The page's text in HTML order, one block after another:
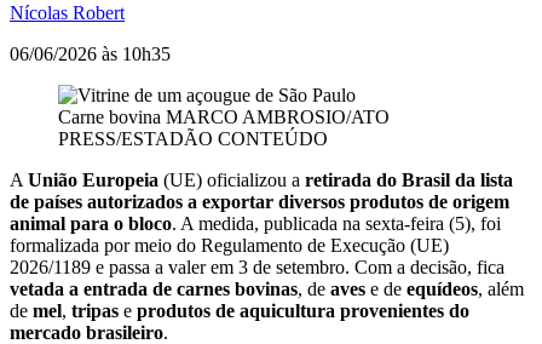
Nícolas Robert
06/06/2026 às 10h35
Carne bovina MARCO AMBROSIO/ATO
PRESS/ESTADÃO CONTEÚDO
A União Europeia (UE) oficializou a retirada do Brasil da lista
de países autorizados a exportar diversos produtos de origem
animal para o bloco. A medida, publicada na sexta-feira (5), foi
formalizada por meio do Regulamento de Execução (UE)
2026/1189 e passa a valer em 3 de setembro. Com a decisão, fica
vetada a entrada de carnes bovinas, de aves e de equídeos, além
de mel, tripas e produtos de aquicultura provenientes do
mercado brasileiro.